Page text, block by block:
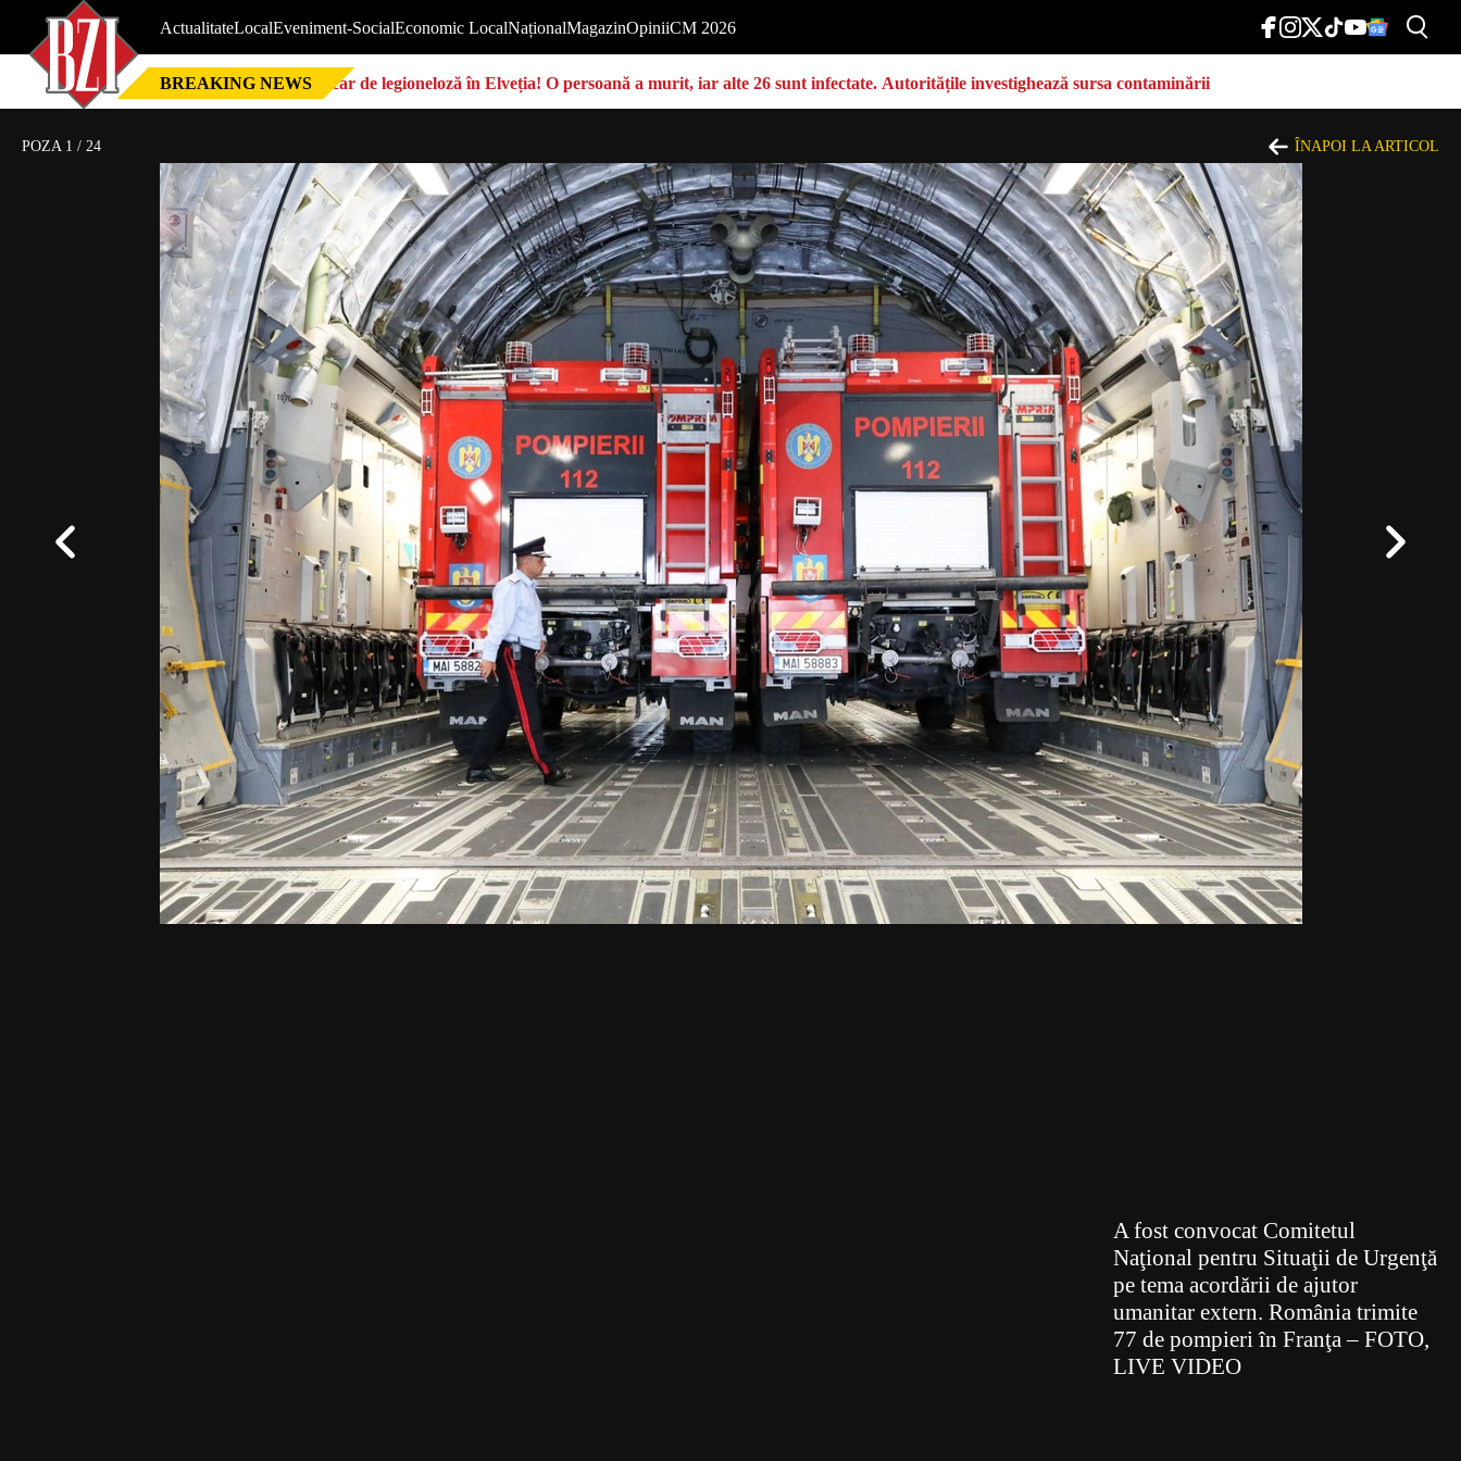
ActualitateLocalEveniment-SocialEconomic LocalNaționalMagazinOpiniiCM 2026
BREAKING NEWS Focar de legioneloză în Elveția! O persoană a murit, iar alte 26 sunt infectate. Autoritățile investighează sursa contaminării
POZA 1 / 24 ÎNAPOI LA ARTICOL
A fost convocat Comitetul
Naţional pentru Situaţii de Urgenţă
pe tema acordării de ajutor
umanitar extern. România trimite
77 de pompieri în Franţa – FOTO,
LIVE VIDEO